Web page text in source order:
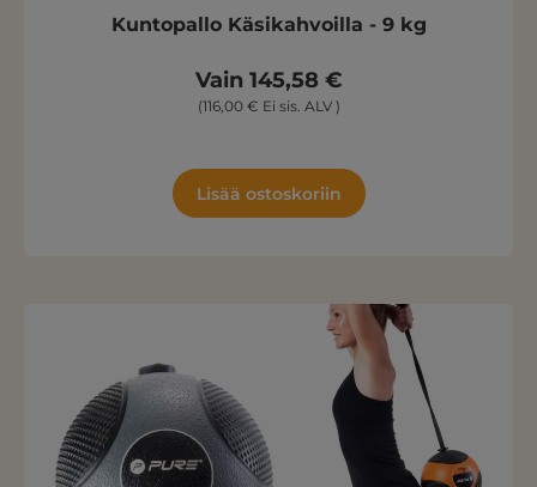
Kuntopallo Käsikahvoilla - 9 kg
Vain 145,58 €
(116,00 € Ei sis. ALV )
Lisää ostoskoriin